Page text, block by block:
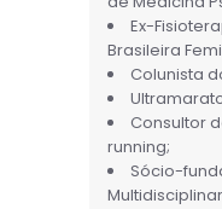
Ex-
Brasileira
Colunista
Consultor
running;
Sócio-